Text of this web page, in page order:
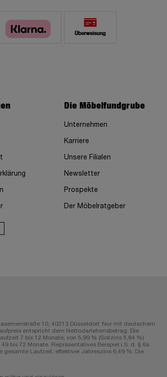
Die Möbelfundgrube
Unternehmen
Karriere
Unsere Filialen
Newsletter
Prospekte
Der Möbelratgeber
10, 40213 Düsseldorf. Nur mit deutschem
entspricht dem Nettodarlehensbetrag. Die
7 bis 12 Monate; von 5,99 % (Sollzins 5,84 %)
bis 72 Monate. Repräsentatives Beispiel i.S. d. § 6a
Laufzeit; effektiver Jahreszins 6,49 %. Die